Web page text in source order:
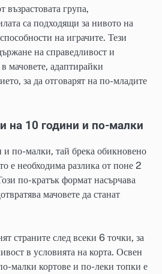
възрастовата група,
са подходящи за нивото на
на играчите. Тези
на справедливост и
мачовете, адаптирайки
за да отговарят на по-младите
на 10 години и по-малки
и по-малки, тай брека обикновено
е необходима разлика от поне 2
по-кратък формат насърчава
мачовете да станат
страните след всеки 6 точки, за
в условията на корта. Освен
малки кортове и по-леки топки е